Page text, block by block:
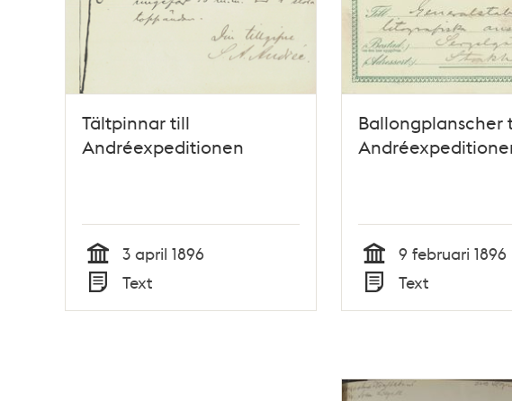
Tältpinnar till
Andréexpeditionen
Tid
3 april 1896
Typ
Text
Ballongplanscher
Tid
9 februari 1896
Typ
Text